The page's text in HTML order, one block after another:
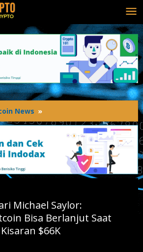
News »
Baru
Saylor:
Akumulasi
Bitcoin
Saat
Harga
BTC
di
Michael Saylor:
Bisa Berlanjut Saat
$66K